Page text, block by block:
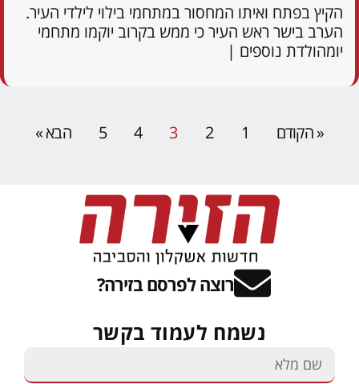
הקיץ בפתח ואיתו המחסור במתחמי בילוי לילדי העיר.
הערב בישר ראש העיר כי ממש בקרוב יוקמו מתחמי
יומהולדת נוספים |
« הקודם 1
2
3
4
5 הבא »
רוצה לפרסם בזירה?
נשמח לעמוד בקשר